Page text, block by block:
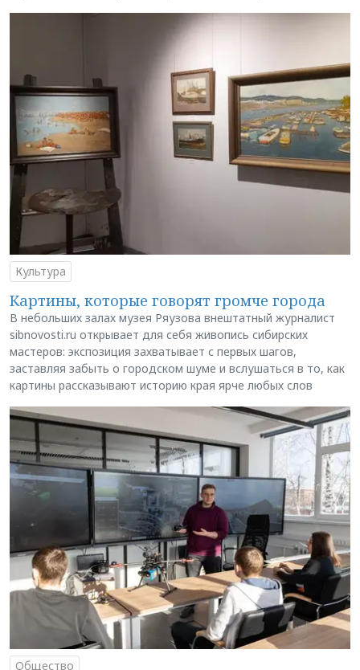
Культура
Картины, которые говорят громче города
В небольших залах музея Ряузова внештатный журналист
sibnovosti.ru открывает для себя живопись сибирских
мастеров: экспозиция захватывает с первых шагов,
заставляя забыть о городском шуме и вслушаться в то, как
картины рассказывают историю края ярче любых слов
Общество